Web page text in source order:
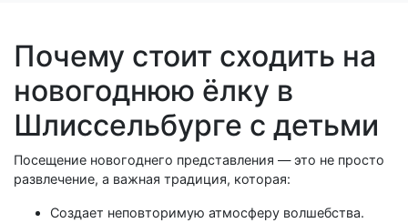
Почему стоит сходить на
новогоднюю ёлку в
Шлиссельбурге с детьми
Посещение новогоднего представления — это не просто
развлечение, а важная традиция, которая:
Создает неповторимую атмосферу волшебства.